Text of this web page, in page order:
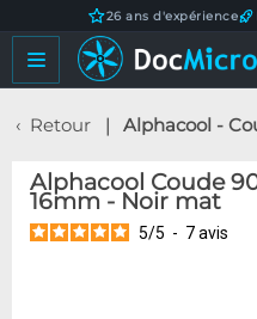
26 ans d'expérience
Retour Alphacool - Coude
Alphacool Coude
16mm - Noir mat
5/5 - 7avis